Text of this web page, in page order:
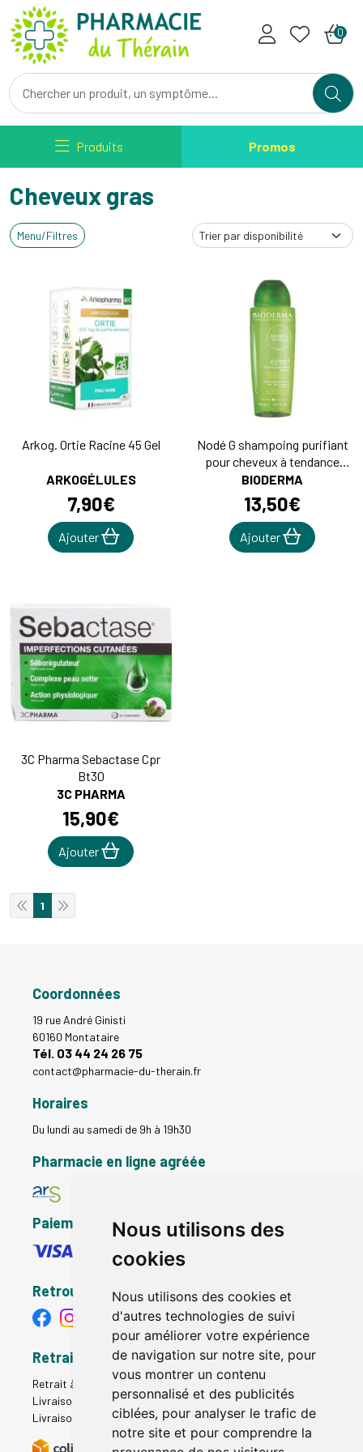
Nous utilisons des
cookies
Nous utilisons des cookies et
d'autres technologies de suivi
pour améliorer votre expérience
de navigation sur notre site, pour
vous montrer un contenu
personnalisé et des publicités
ciblées, pour analyser le trafic de
notre site et pour comprendre la
Pharmacie du Therain Votre
0
Produits Promos
Cheveux gras
Menu/Filtres
Arkog. Ortie Racine 45 Gel
ARKOGÉLULES
7,90€
Ajouter
Nodé G shampoing purifiant
pour cheveux à tendance
grasse 400mL
BIODERMA
13,50€
Ajouter
3C Pharma Sebactase Cpr
Bt30
3C PHARMA
15,90€
Ajouter
1
Coordonnées
19 rue André Ginisti
60160 Montataire
Tél. 03 44 24 26 75
contact@pharmacie-du-therain.fr
Horaires
Du lundi au samedi de 9h à 19h30
Pharmacie en ligne agréée
Paiement sécurisé
Retrouvez-nous
Retrait - Livraison
Retrait à la pharmacie - Click & Collect
Livraison en Point Relais
Livraison à domicile